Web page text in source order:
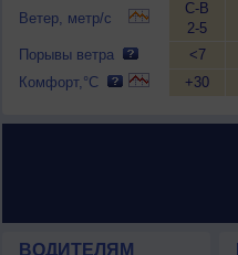
Ветер, метр/с
Порывы ветра
Комфорт,°C
С-В
2-5
<7
+30
ВОДИТЕЛЯМ